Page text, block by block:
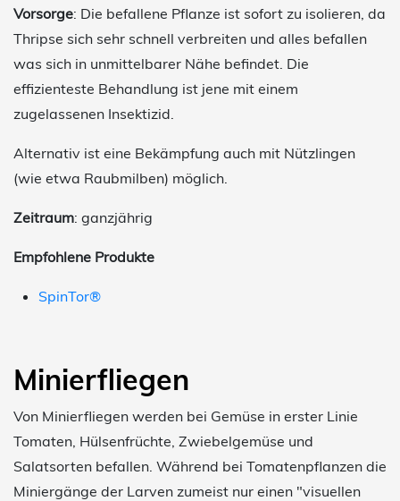
Vorsorge: Die befallene Pflanze ist sofort zu isolieren, da
Thripse sich sehr schnell verbreiten und alles befallen
was sich in unmittelbarer Nähe befindet. Die
effizienteste Behandlung ist jene mit einem
zugelassenen Insektizid.
Alternativ ist eine Bekämpfung auch mit Nützlingen
(wie etwa Raubmilben) möglich.
Zeitraum: ganzjährig
Empfohlene Produkte
SpinTor®
Minierfliegen
Von Minierfliegen werden bei Gemüse in erster Linie
Tomaten, Hülsenfrüchte, Zwiebelgemüse und
Salatsorten befallen. Während bei Tomatenpflanzen die
Miniergänge der Larven zumeist nur einen "visuellen